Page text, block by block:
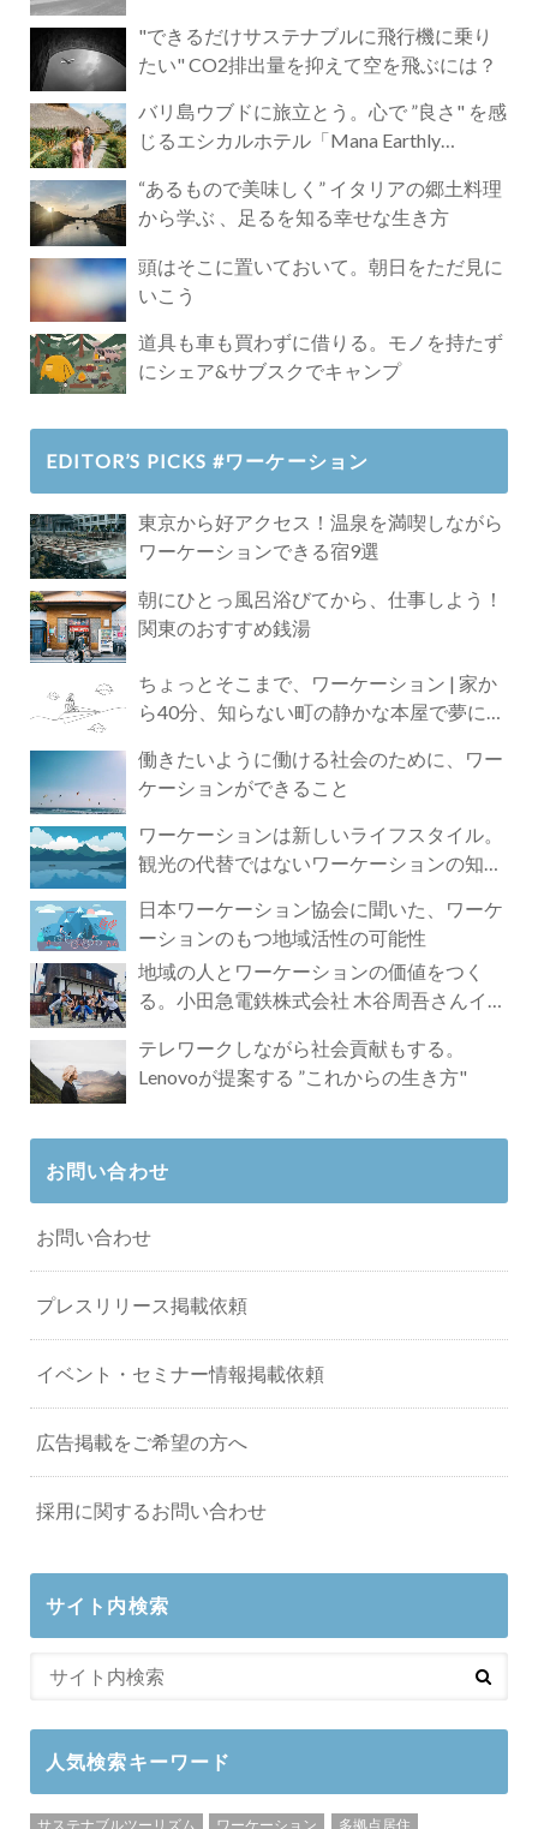
"できるだけサステナブルに飛行機に乗り
たい" CO2排出量を抑えて空を飛ぶには？
バリ島ウブドに旅立とう。心で ”良さ" を感
じるエシカルホテル「Mana Earthly
“あるもので美味しく” イタリアの郷土料理
から学ぶ 、足るを知る幸せな生き方
頭はそこに置いておいて。朝日をただ見に
いこう
道具も車も買わずに借りる。モノを持たず
にシェア&サブスクでキャンプ
EDITOR’S PICKS #ワーケーション
東京から好アクセス！温泉を満喫しながら
ワーケーションできる宿9選
朝にひとっ風呂浴びてから、仕事しよう！
関東のおすすめ銭湯
ちょっとそこまで、ワーケーション | 家か
ら40分、知らない町の静かな本屋で夢に近
働きたいように働ける社会のために、ワー
ケーションができること
ワーケーションは新しいライフスタイル。
観光の代替ではないワーケーションの知ら
日本ワーケーション協会に聞いた、ワーケ
ーションのもつ地域活性の可能性
地域の人とワーケーションの価値をつく
る。小田急電鉄株式会社 木谷周吾さんイン
テレワークしながら社会貢献もする。
Lenovoが提案する ”これからの生き方"
お問い合わせ
お問い合わせ
プレスリリース掲載依頼
イベント・セミナー情報掲載依頼
広告掲載をご希望の方へ
採用に関するお問い合わせ
サイト内検索
人気検索キーワード
サステナブルツーリズム ワーケーション 多拠点居住